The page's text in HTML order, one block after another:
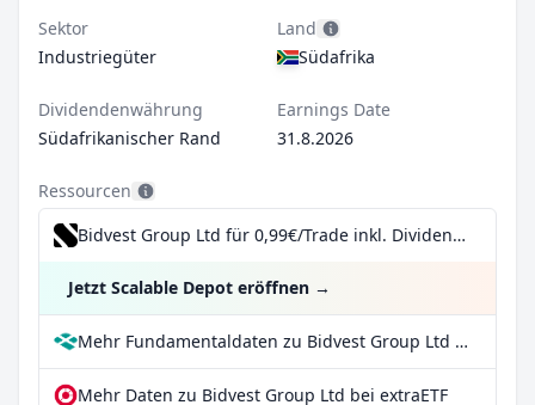
Sektor
Industriegüter
Land
Südafrika
Dividendenwährung
Südafrikanischer Rand
Earnings Date
31.8.2026
Ressourcen
Bidvest Group Ltd für 0,99€/Trade inkl. Dividend Reinvestment Plan
Jetzt Scalable Depot eröffnen →
Mehr Fundamentaldaten zu Bidvest Group Ltd bei Parqet
Mehr Daten zu Bidvest Group Ltd bei extraETF